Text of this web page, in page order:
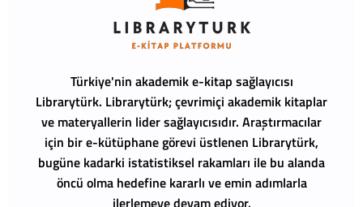
Türkiye'nin akademik e-kitap sağlayıcısı
Librarytürk. Librarytürk; çevrimiçi akademik kitaplar
ve materyallerin lider sağlayıcısıdır. Araştırmacılar
için bir e-kütüphane görevi üstlenen Librarytürk,
bugüne kadarki istatistiksel rakamları ile bu alanda
öncü olma hedefine kararlı ve emin adımlarla
ilerlemeye devam ediyor.